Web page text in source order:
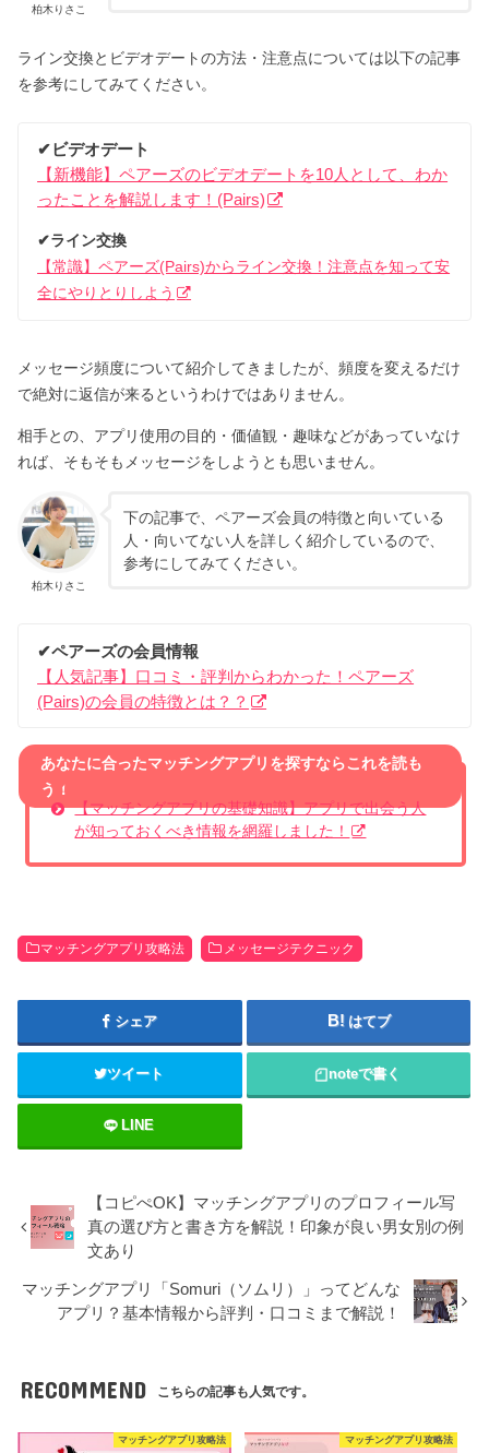
柏木りさこ
ライン交換とビデオデートの方法・注意点については以下の記事
を参考にしてみてください。
✔︎ビデオデート
【新機能】ペアーズのビデオデートを10人として、わか
ったことを解説します！(Pairs)
✔︎ライン交換
【常識】ペアーズ(Pairs)からライン交換！注意点を知って安
全にやりとりしよう
メッセージ頻度について紹介してきましたが、頻度を変えるだけ
で絶対に返信が来るというわけではありません。
相手との、アプリ使用の目的・価値観・趣味などがあっていなけ
れば、そもそもメッセージをしようとも思いません。
柏木りさこ
下の記事で、ペアーズ会員の特徴と向いている
人・向いてない人を詳しく紹介しているので、
参考にしてみてください。
✔︎ペアーズの会員情報
【人気記事】口コミ・評判からわかった！ペアーズ
(Pairs)の会員の特徴とは？？
あなたに合ったマッチングアプリを探すならこれを読も
う！
【マッチングアプリの基礎知識】アプリで出会う人
が知っておくべき情報を網羅しました！
マッチングアプリ攻略法 メッセージテクニック
シェア はてブ
ツイート noteで書く
LINE
【コピぺOK】マッチングアプリのプロフィール写
真の選び方と書き方を解説！印象が良い男女別の例
文あり
マッチングアプリ「Somuri（ソムリ）」ってどんな
アプリ？基本情報から評判・口コミまで解説！
RECOMMEND こちらの記事も人気です。
マッチングアプリ攻略法 マッチングアプリ攻略法